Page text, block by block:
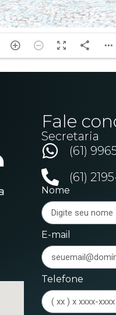
Fale
Secretaria
(61)
(61)
Nome
E-mail
Telefone